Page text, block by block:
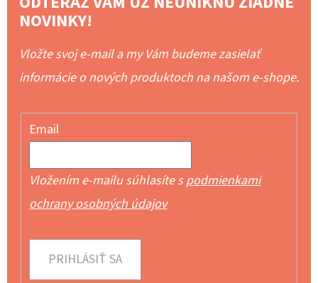
NOVINKY!
Vložte svoj e-mail a my Vám budeme zasielať
informácie o nových produktoch na našom e-shope.
Email
Vložením e-mailu súhlasíte spodmienkami
ochrany osobných údajov
PRIHLÁSIŤ SA